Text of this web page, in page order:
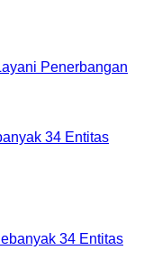
34 Entitas